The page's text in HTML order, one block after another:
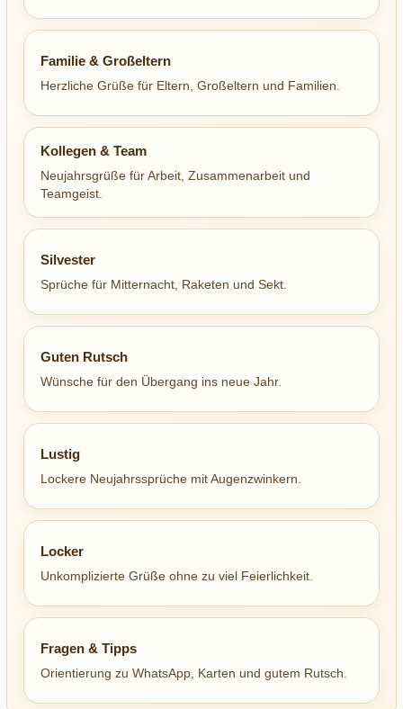
Familie & Großeltern
Herzliche Grüße für Eltern, Großeltern und Familien.
Kollegen & Team
Neujahrsgrüße für Arbeit, Zusammenarbeit und
Teamgeist.
Silvester
Sprüche für Mitternacht, Raketen und Sekt.
Guten Rutsch
Wünsche für den Übergang ins neue Jahr.
Lustig
Lockere Neujahrssprüche mit Augenzwinkern.
Locker
Unkomplizierte Grüße ohne zu viel Feierlichkeit.
Fragen & Tipps
Orientierung zu WhatsApp, Karten und gutem Rutsch.